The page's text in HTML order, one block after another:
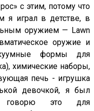
с этим, потому что
я играл в детстве, в
оружием — Lawn
оружие и
формы для
химические наборы,
печь - игрушка
девочкой, я был
говорю это для